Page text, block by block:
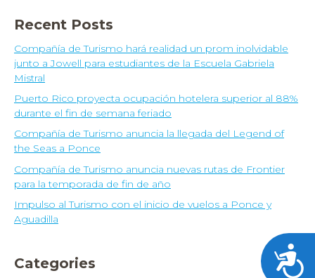
Recent Posts
Compañía de Turismo hará realidad un prom inolvidable
junto a Jowell para estudiantes de la Escuela Gabriela
Mistral
Puerto Rico proyecta ocupación hotelera superior al 88%
durante el fin de semana feriado
Compañía de Turismo anuncia la llegada del Legend of
the Seas a Ponce
Compañía de Turismo anuncia nuevas rutas de Frontier
para la temporada de fin de año
Impulso al Turismo con el inicio de vuelos a Ponce y
Aguadilla
Categories